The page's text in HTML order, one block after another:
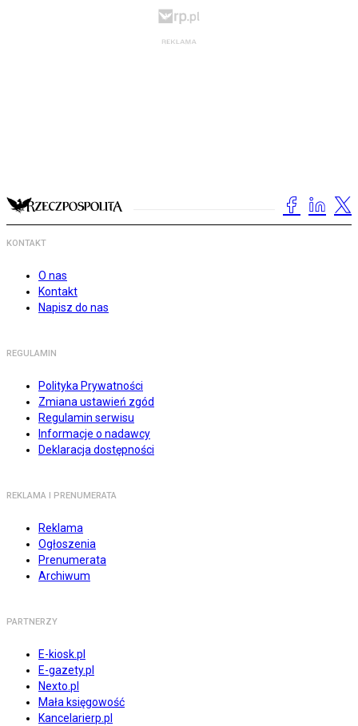
KONTAKT
O nas
Kontakt
Napisz do nas
REGULAMIN
Polityka Prywatności
Zmiana ustawień zgód
Regulamin serwisu
Informacje o nadawcy
Deklaracja dostępności
REKLAMA I PRENUMERATA
Reklama
Ogłoszenia
Prenumerata
Archiwum
PARTNERZY
E-kiosk.pl
E-gazety.pl
Nexto.pl
Mała księgowość
Kancelarierp.pl